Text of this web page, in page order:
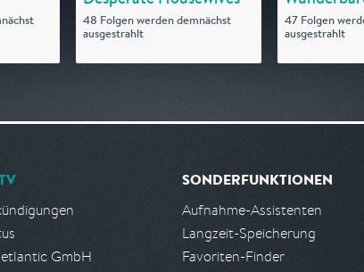
48 Folgen werden demnächst
ausgestrahlt
47 Folgen
ausgestrahlt
GmbH
SONDERFUNKTIONEN
Aufnahme-Assistenten
Langzeit-Speicherung
Favoriten-Finder